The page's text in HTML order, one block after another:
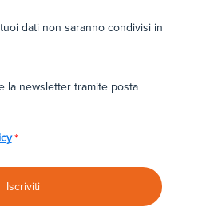
dati non saranno condivisi in
la newsletter tramite posta
*